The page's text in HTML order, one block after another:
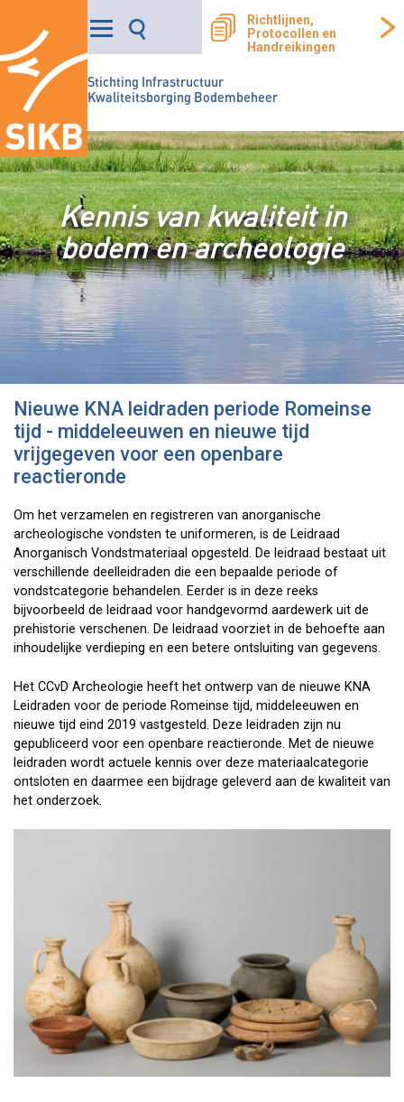
Stichting Infrastructuur
Kwaliteitsborging Bodembeheer
Richtlijnen,
Protocollen en
Handreikingen
Kennis van kwaliteit in
bodem en archeologie
Nieuwe KNA leidraden periode Romeinse
tijd - middeleeuwen en nieuwe tijd
vrijgegeven voor een openbare
reactieronde
Om het verzamelen en registreren van anorganische
archeologische vondsten te uniformeren, is de Leidraad
Anorganisch Vondstmateriaal opgesteld. De leidraad bestaat uit
verschillende deelleidraden die een bepaalde periode of
vondstcategorie behandelen. Eerder is in deze reeks
bijvoorbeeld de leidraad voor handgevormd aardewerk uit de
prehistorie verschenen. De leidraad voorziet in de behoefte aan
inhoudelijke verdieping en een betere ontsluiting van gegevens.
Het CCvD Archeologie heeft het ontwerp van de nieuwe KNA
Leidraden voor de periode Romeinse tijd, middeleeuwen en
nieuwe tijd eind 2019 vastgesteld. Deze leidraden zijn nu
gepubliceerd voor een openbare reactieronde. Met de nieuwe
leidraden wordt actuele kennis over deze materiaalcategorie
ontsloten en daarmee een bijdrage geleverd aan de kwaliteit van
het onderzoek.